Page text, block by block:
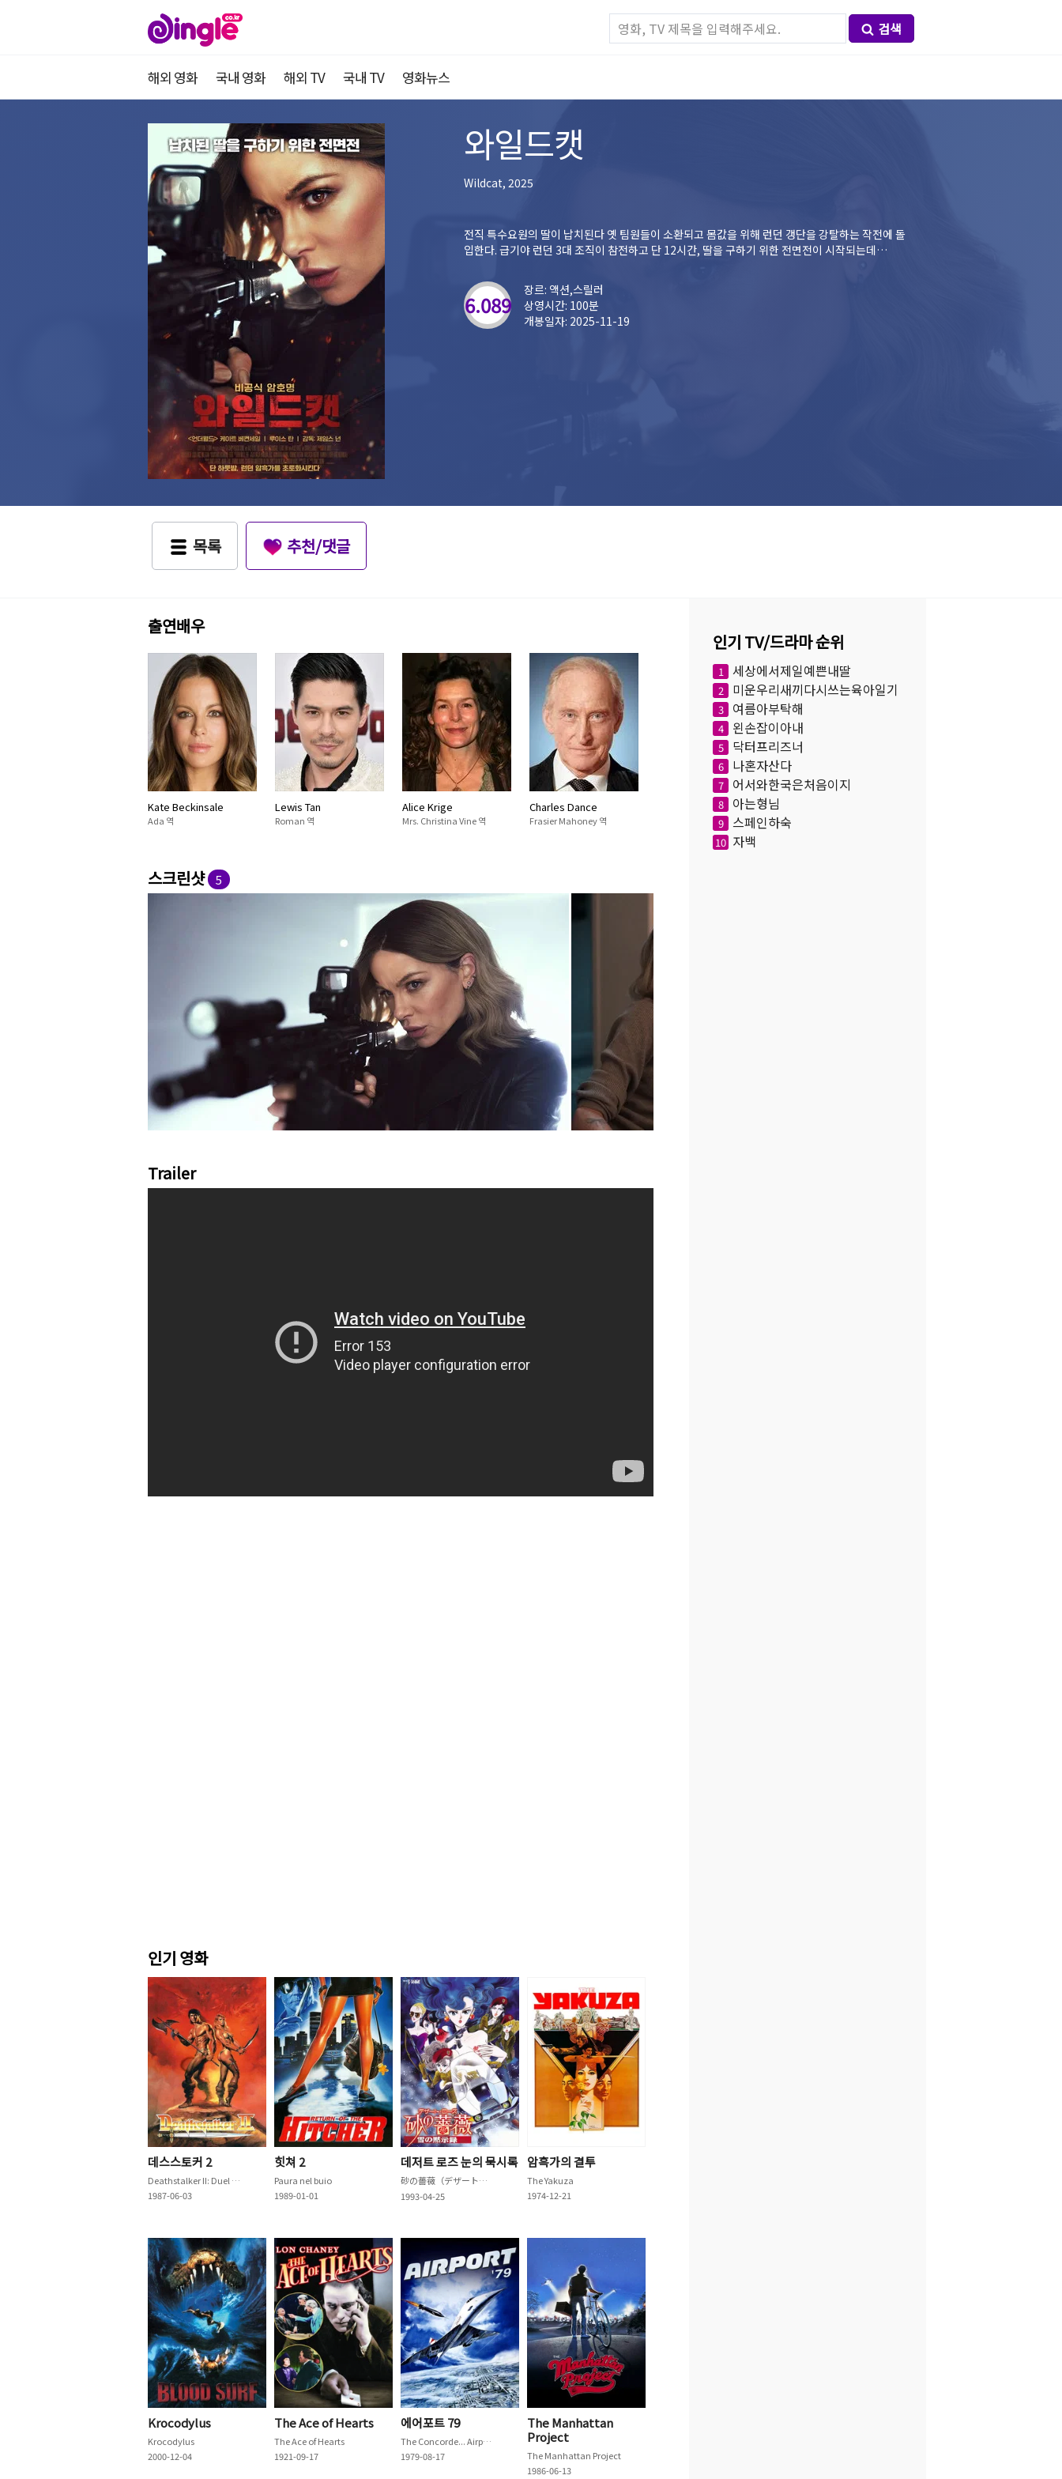
검색
해외 영화 국내 영화 해외 TV 국내 TV 영화뉴스
와일드캣
Wildcat, 2025
전직 특수요원의 딸이 납치된다 옛 팀원들이 소환되고 몸값을 위해 런던 갱단을 강탈하는 작전에 돌
입한다. 급기야 런던 3대 조직이 참전하고 단 12시간, 딸을 구하기 위한 전면전이 시작되는데…
6.089
장르: 액션,스릴러
상영시간: 100분
개봉일자: 2025-11-19
목록 추천/댓글
출연배우
Kate Beckinsale
Ada 역
Lewis Tan
Roman 역
Alice Krige
Mrs. Christina Vine 역
Charles Dance
Frasier Mahoney 역
스크린샷 5
Trailer
인기 영화
데스스토커 2
Deathstalker II: Duel of the Titans
1987-06-03
힛쳐 2
Paura nel buio
1989-01-01
데저트 로즈 눈의 묵시록
砂の薔薇（デザート・ローズ） 「雪の黙示録」
1993-04-25
암흑가의 결투
The Yakuza
1974-12-21
Krocodylus
Krocodylus
2000-12-04
The Ace of Hearts
The Ace of Hearts
1921-09-17
에어포트 79
The Concorde... Airport '79
1979-08-17
The Manhattan
Project
The Manhattan Project
1986-06-13
인기 TV/드라마 순위
1 세상에서제일예쁜내딸
2 미운우리새끼다시쓰는육아일기
3 여름아부탁해
4 왼손잡이아내
5 닥터프리즈너
6 나혼자산다
7 어서와한국은처음이지
8 아는형님
9 스페인하숙
10 자백